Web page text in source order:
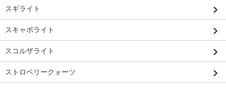
スギライト
スキャポライト
スコルザライト
ストロベリークォーツ